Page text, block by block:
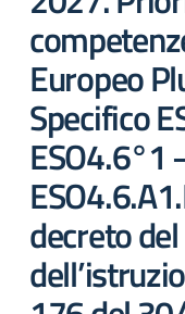
Europeo
Specifico
ESO4.6°1
decreto